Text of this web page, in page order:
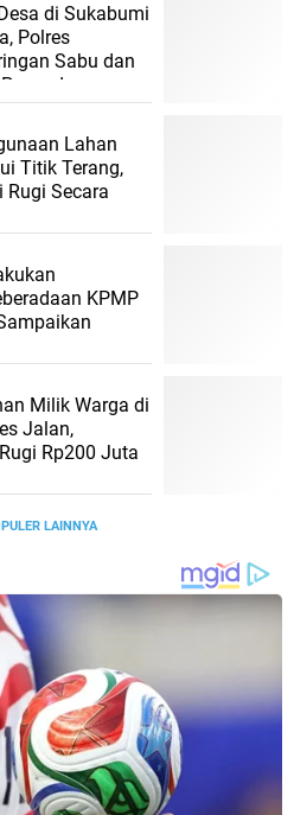
di Sukabumi
Polres
Sabu dan
Lahan
Titik Terang,
Rugi Secara
KPMP
Milik Warga di
Jalan,
Rp200 Juta
LAINNYA